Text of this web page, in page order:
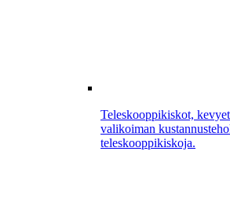
Teleskooppikiskot, kevyet
valikoiman
teleskooppikiskoja.